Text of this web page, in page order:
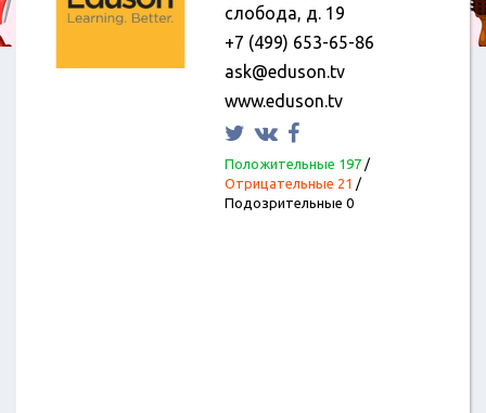
слобода, д. 19
+7 (499) 653-65-86
ask@eduson.tv
www.eduson.tv
Положительные 197/
Отрицательные 21 /
Подозрительные 0